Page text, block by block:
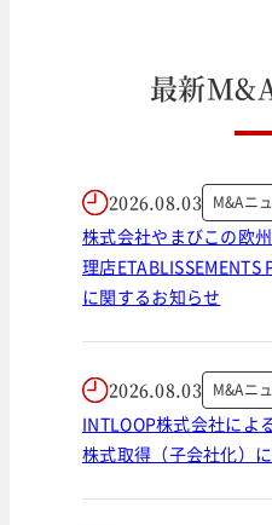
最新M&
2026.08.03 M&Aニ
株式会社やまびこの欧
理店ETABLISSEMENTS
に関するお知らせ
2026.08.03 M&Aニ
INTLOOP株式会社によ
株式取得（子会社化）